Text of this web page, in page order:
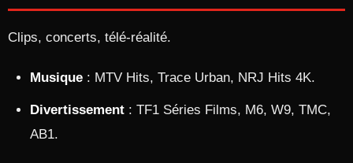
Clips, concerts, télé-réalité.
Musique : MTV Hits, Trace Urban, NRJ Hits 4K.
Divertissement : TF1 Séries Films, M6, W9, TMC,
AB1.